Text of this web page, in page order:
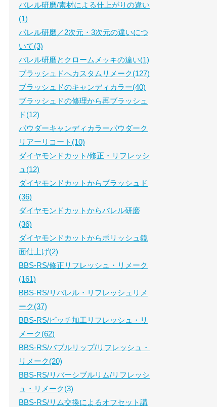
バレル研磨/素材による仕上がりの違い
(1)
バレル研磨／2次元・3次元の違いにつ
いて(3)
バレル研磨とクロームメッキの違い(1)
ブラッシュドへカスタムリメーク(127)
ブラッシュドのキャンディカラー(40)
ブラッシュドの修理から再ブラッシュ
ド(12)
パウダーキャンディカラーパウダーク
リアーリコート(10)
ダイヤモンドカット/修正・リフレッシ
ュ(12)
ダイヤモンドカットからブラッシュド
(36)
ダイヤモンドカットからバレル研磨
(36)
ダイヤモンドカットからポリッシュ鏡
面仕上げ(2)
BBS-RS/修正リフレッシュ・リメーク
(161)
BBS-RS/リバレル・リフレッシュリメ
ーク(37)
BBS-RS/ピッチ加工リフレッシュ・リ
メーク(62)
BBS-RS/バブルリップ/リフレッシュ・
リメーク(20)
BBS-RS/リバーシブルリム/リフレッシ
ュ・リメーク(3)
BBS-RS/リム交換によるオフセット講